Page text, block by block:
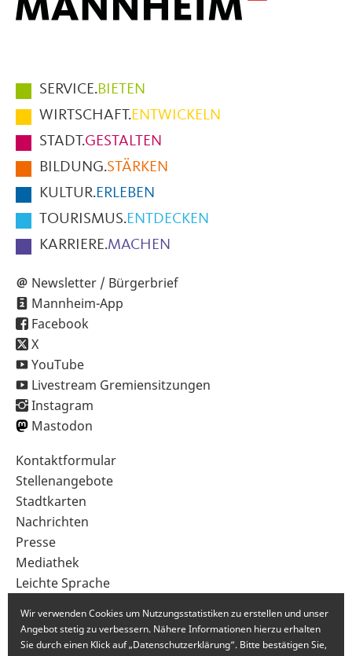
Hauptmenüpunkte
im
Fußbereich
der
Seite
SERVICE.BIETEN
WIRTSCHAFT.ENTWICKELN
STADT.GESTALTEN
BILDUNG.STÄRKEN
KULTUR.ERLEBEN
TOURISMUS.ENTDECKEN
KARRIERE.MACHEN
Newsletter / Bürgerbrief
Mannheim-App
Facebook
X
YouTube
Livestream Gremiensitzungen
Instagram
Mastodon
Sekundärnavigation
im
Fußbereich
Kontaktformular
Stellenangebote
Stadtkarten
Nachrichten
Presse
Mediathek
Leichte Sprache
Wir verwenden Cookies um Nutzungsstatistiken zu erstellen und unser
Angebot stetig zu verbessern. Nähere Informationen hierzu erhalten
Sie durch einen Klick auf „Datenschutzerklärung“. Bitte bestätigen Sie,